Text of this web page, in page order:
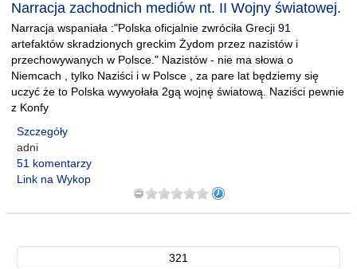
Narracja zachodnich mediów nt. II Wojny światowej.
Narracja wspaniała :"Polska oficjalnie zwróciła Grecji 91
artefaktów skradzionych greckim Żydom przez nazistów i
przechowywanych w Polsce." Nazistów - nie ma słowa o
Niemcach , tylko Naziści i w Polsce , za pare lat będziemy się
uczyć że to Polska wywyołała 2gą wojnę światową. Naziści pewnie
z Konfy
Szczegóły
adni
51 komentarzy
Link na Wykop
321